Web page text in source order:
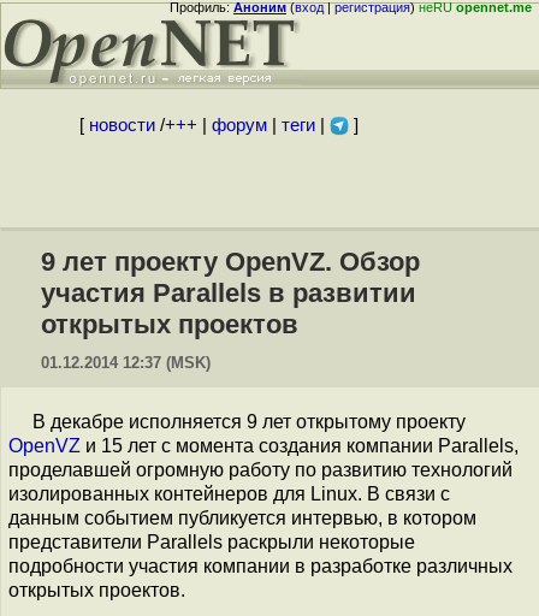
Профиль:Аноним(вход|регистрация)неRUopennet.me
[ новости/+++ форум| теги| ]
9 лет проекту OpenVZ. Обзор
участия Parallels в развитии
открытых проектов
01.12.2014 12:37 (MSK)
В декабре исполняется 9 лет открытому проекту
OpenVZ и 15 лет с момента создания компании Parallels,
проделавшей огромную работу по развитию технологий
изолированных контейнеров для Linux. В связи с
данным событием публикуется интервью, в котором
представители Parallels раскрыли некоторые
подробности участия компании в разработке различных
открытых проектов.